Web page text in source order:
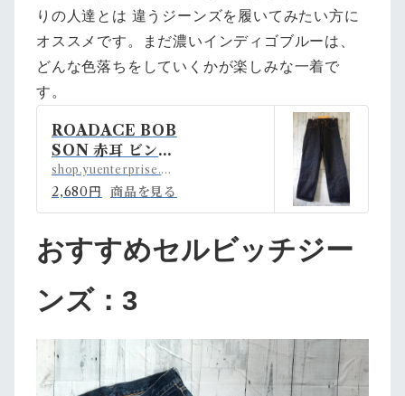
りの人達とは 違うジーンズを履いてみたい方に
オススメです。まだ濃いインディゴブルーは、
どんな色落ちをしていくかが楽しみな一着で
す。
ROADACE BOB
SON 赤耳 ビンテ
ージレプリカジー
ンズ RankC |
アメカジ古着ファ
エンタープライズ
BASE店 power
ed by BASE
shop.yuenterprise.shop
2,680円 商品を見る
おすすめセルビッチジー
ンズ：3